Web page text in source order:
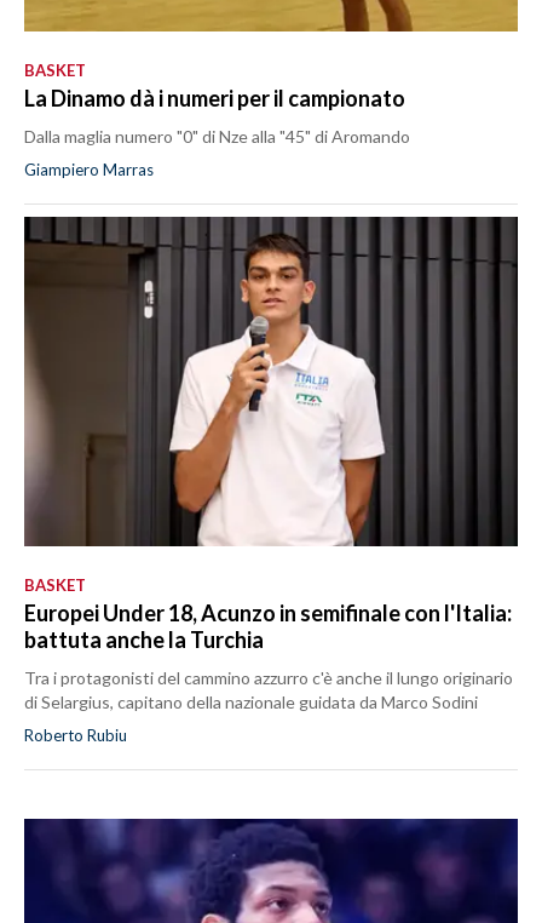
BASKET
La Dinamo dà i numeri per il campionato
Dalla maglia numero "0" di Nze alla "45" di Aromando
Giampiero Marras
BASKET
Europei Under 18, Acunzo in semifinale con l'Italia:
battuta anche la Turchia
Tra i protagonisti del cammino azzurro c'è anche il lungo originario
di Selargius, capitano della nazionale guidata da Marco Sodini
Roberto Rubiu